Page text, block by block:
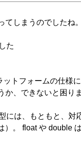
しまうのでしたね
た
トフォームの仕様
、できないと困り
は、もともと、
。 float や double